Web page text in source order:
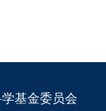
基金委员会